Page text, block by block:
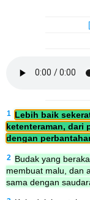
1 Lebih baik
ketenteraman, dari
dengan
2
Budak yang
membuat malu, dan
sama dengan